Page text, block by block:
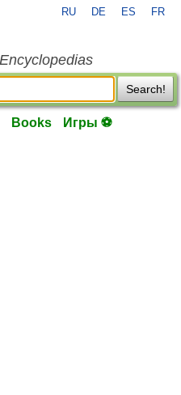
RU DE ES FR
Search!
Books Игры ⚽